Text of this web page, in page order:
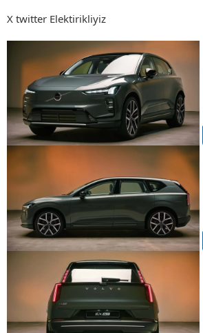
X twitter Elektirikliyiz